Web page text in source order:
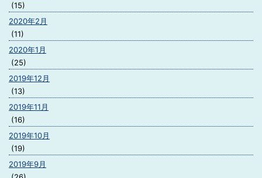
(15)
2020年2月
(11)
2020年1月
(25)
2019年12月
(13)
2019年11月
(16)
2019年10月
(19)
2019年9月